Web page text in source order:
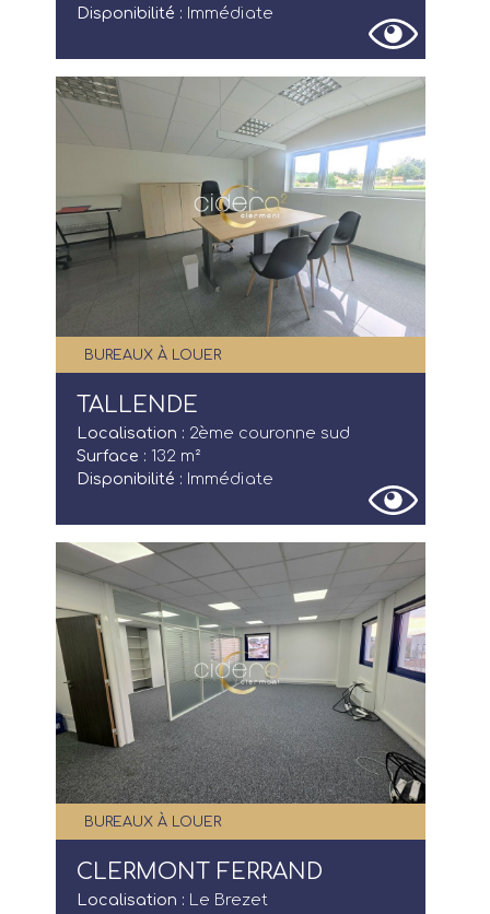
Disponibilité : Immédiate
BUREAUX À LOUER
TALLENDE
Localisation : 2ème couronne sud
Surface : 132 m²
Disponibilité : Immédiate
BUREAUX À LOUER
CLERMONT FERRAND
Localisation : Le Brezet